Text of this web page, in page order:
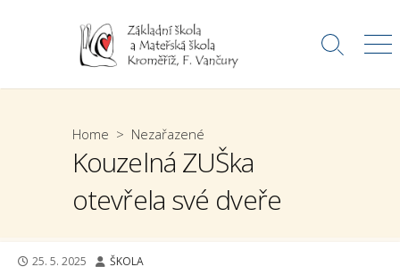
Search
Home > Nezařazené
Kouzelná ZUŠka
otevřela své dveře
PUBLISHED
25. 5. 2025 AUTHOR
ŠKOLA